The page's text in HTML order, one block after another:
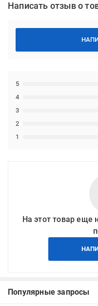
Написать отзыв о
1
2
3
4
5
На этот товар еще
Популярные запросы